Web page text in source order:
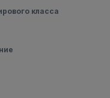
класса